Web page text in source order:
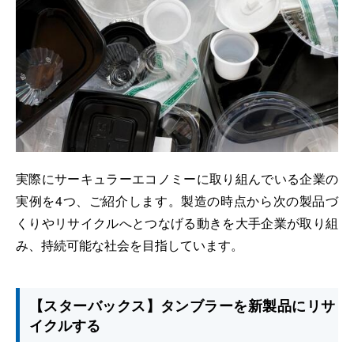
実際にサーキュラーエコノミーに取り組んでいる企業の
実例を4つ、ご紹介します。製造の時点から次の製品づ
くりやリサイクルへとつなげる動きを大手企業が取り組
み、持続可能な社会を目指しています。
【スターバックス】タンブラーを新製品にリサ
イクルする